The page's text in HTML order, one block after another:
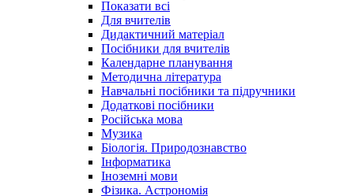
Показати всі
Для вчителів
Дидактичний матеріал
Посібники для вчителів
Календарне планування
Методична література
Навчальні посібники та підручники
Додаткові посібники
Російська мова
Музика
Біологія. Природознавство
Інформатика
Іноземні мови
Фізика. Астрономія